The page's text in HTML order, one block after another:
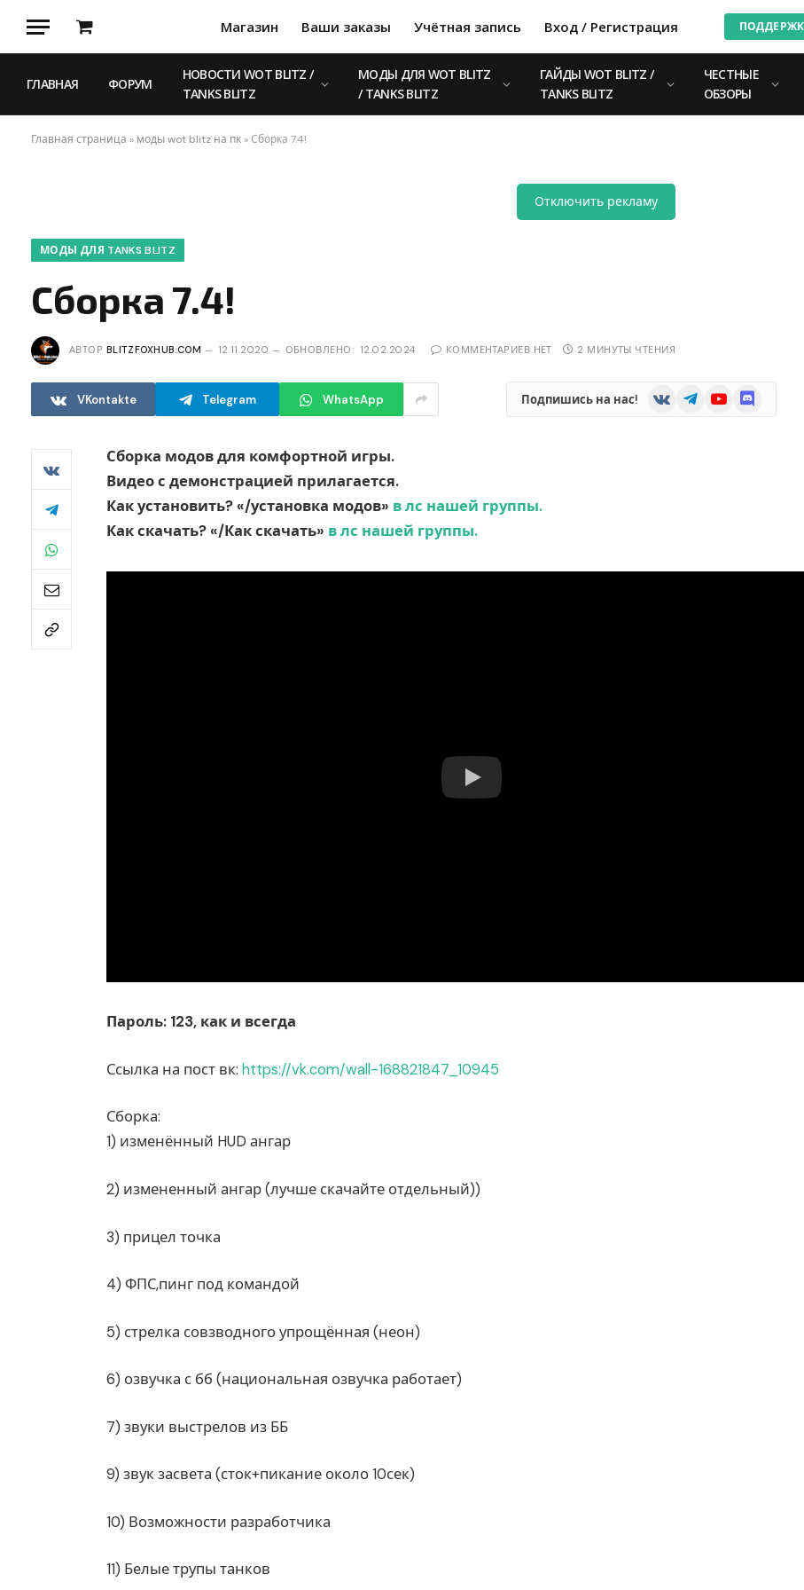
Корзина
Магазин Ваши заказы Учётная запись Вход / Регистрация
ГЛАВНАЯ ФОРУМ
НОВОСТИ WOT BLITZ /
TANKS BLITZ
МОДЫ ДЛЯ WOT BLITZ
/ TANKS BLITZ
ГАЙДЫ WOT BLITZ /
TANKS BLITZ
ЧЕСТНЫЕ
ОБЗОРЫ
Главная страница » моды wot blitz на пк »Сборка 7.4!
Отключить рекламу
МОДЫ ДЛЯ TANKS BLITZ
Сборка 7.4!
АВТОР BLITZFOXHUB.COM 12.11.2020 ОБНОВЛЕНО: 12.02.2024 КОММЕНТАРИЕВ НЕТ 2 МИНУТЫ ЧТЕНИЯ
VKontakte Telegram WhatsApp Подпишись на нас! VKontakteTelegramYouTubeDiscord
Сборка модов для комфортной игры.
Видео с демонстрацией прилагается.
Как установить? «/установка модов» в лс нашей группы.
Как скачать? «/Как скачать» в лс нашей группы.
Пароль: 123, как и всегда
Ссылка на пост вк: https://vk.com/wall-168821847_10945
Сборка:
1) изменённый HUD ангар
2) измененный ангар (лучше скачайте отдельный))
3) прицел точка
4) ФПС,пинг под командой
5) стрелка совзводного упрощённая (неон)
6) озвучка с бб (национальная озвучка работает)
7) звуки выстрелов из ББ
9) звук засвета (сток+пикание около 10сек)
10) Возможности разработчика
11) Белые трупы танков